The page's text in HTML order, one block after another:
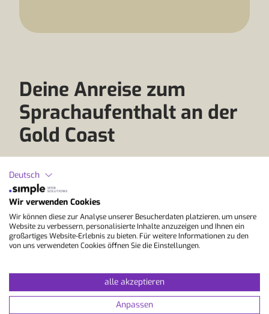
Deine Anreise zum
Sprachaufenthalt an der
Gold Coast
Ein Sprachaufenthalt an der Gold Coast
verbindet Englisch lernen mit Sonne, Strand,
Surfen und australischem Lifestyle. Die Region
im Südosten von Queensland ist auch ab der
Schweiz gut erreichbar, allerdings nicht per
Direktflug. Ab Zürich und Genf erfolgt die
Doha, Dubai oder Singapur.
Die Anreise erfolgt über den Gold Coast Airport
Deutsch
Wir verwenden Cookies
Wir können diese zur Analyse unserer Besucherdaten platzieren, um unsere
Website zu verbessern, personalisierte Inhalte anzuzeigen und Ihnen ein
großartiges Website-Erlebnis zu bieten. Für weitere Informationen zu den
von uns verwendeten Cookies öffnen Sie die Einstellungen.
alle akzeptieren
Anpassen